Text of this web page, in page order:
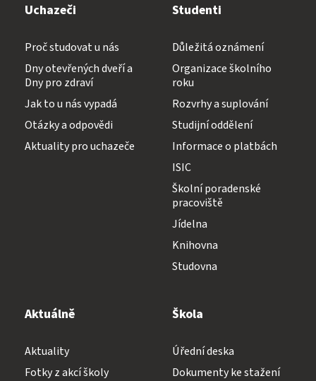
Uchazeči
Proč studovat u nás
Dny otevřených dveří a
Dny pro zdraví
Jak to u nás vypadá
Otázky a odpovědi
Aktuality pro uchazeče
Studenti
Důležitá oznámení
Organizace školního
roku
Rozvrhy a suplování
Studijní oddělení
Informace o platbách
ISIC
Školní poradenské
pracoviště
Jídelna
Knihovna
Studovna
Aktuálně
Aktuality
Fotky z akcí školy
Škola
Úřední deska
Dokumenty ke stažení